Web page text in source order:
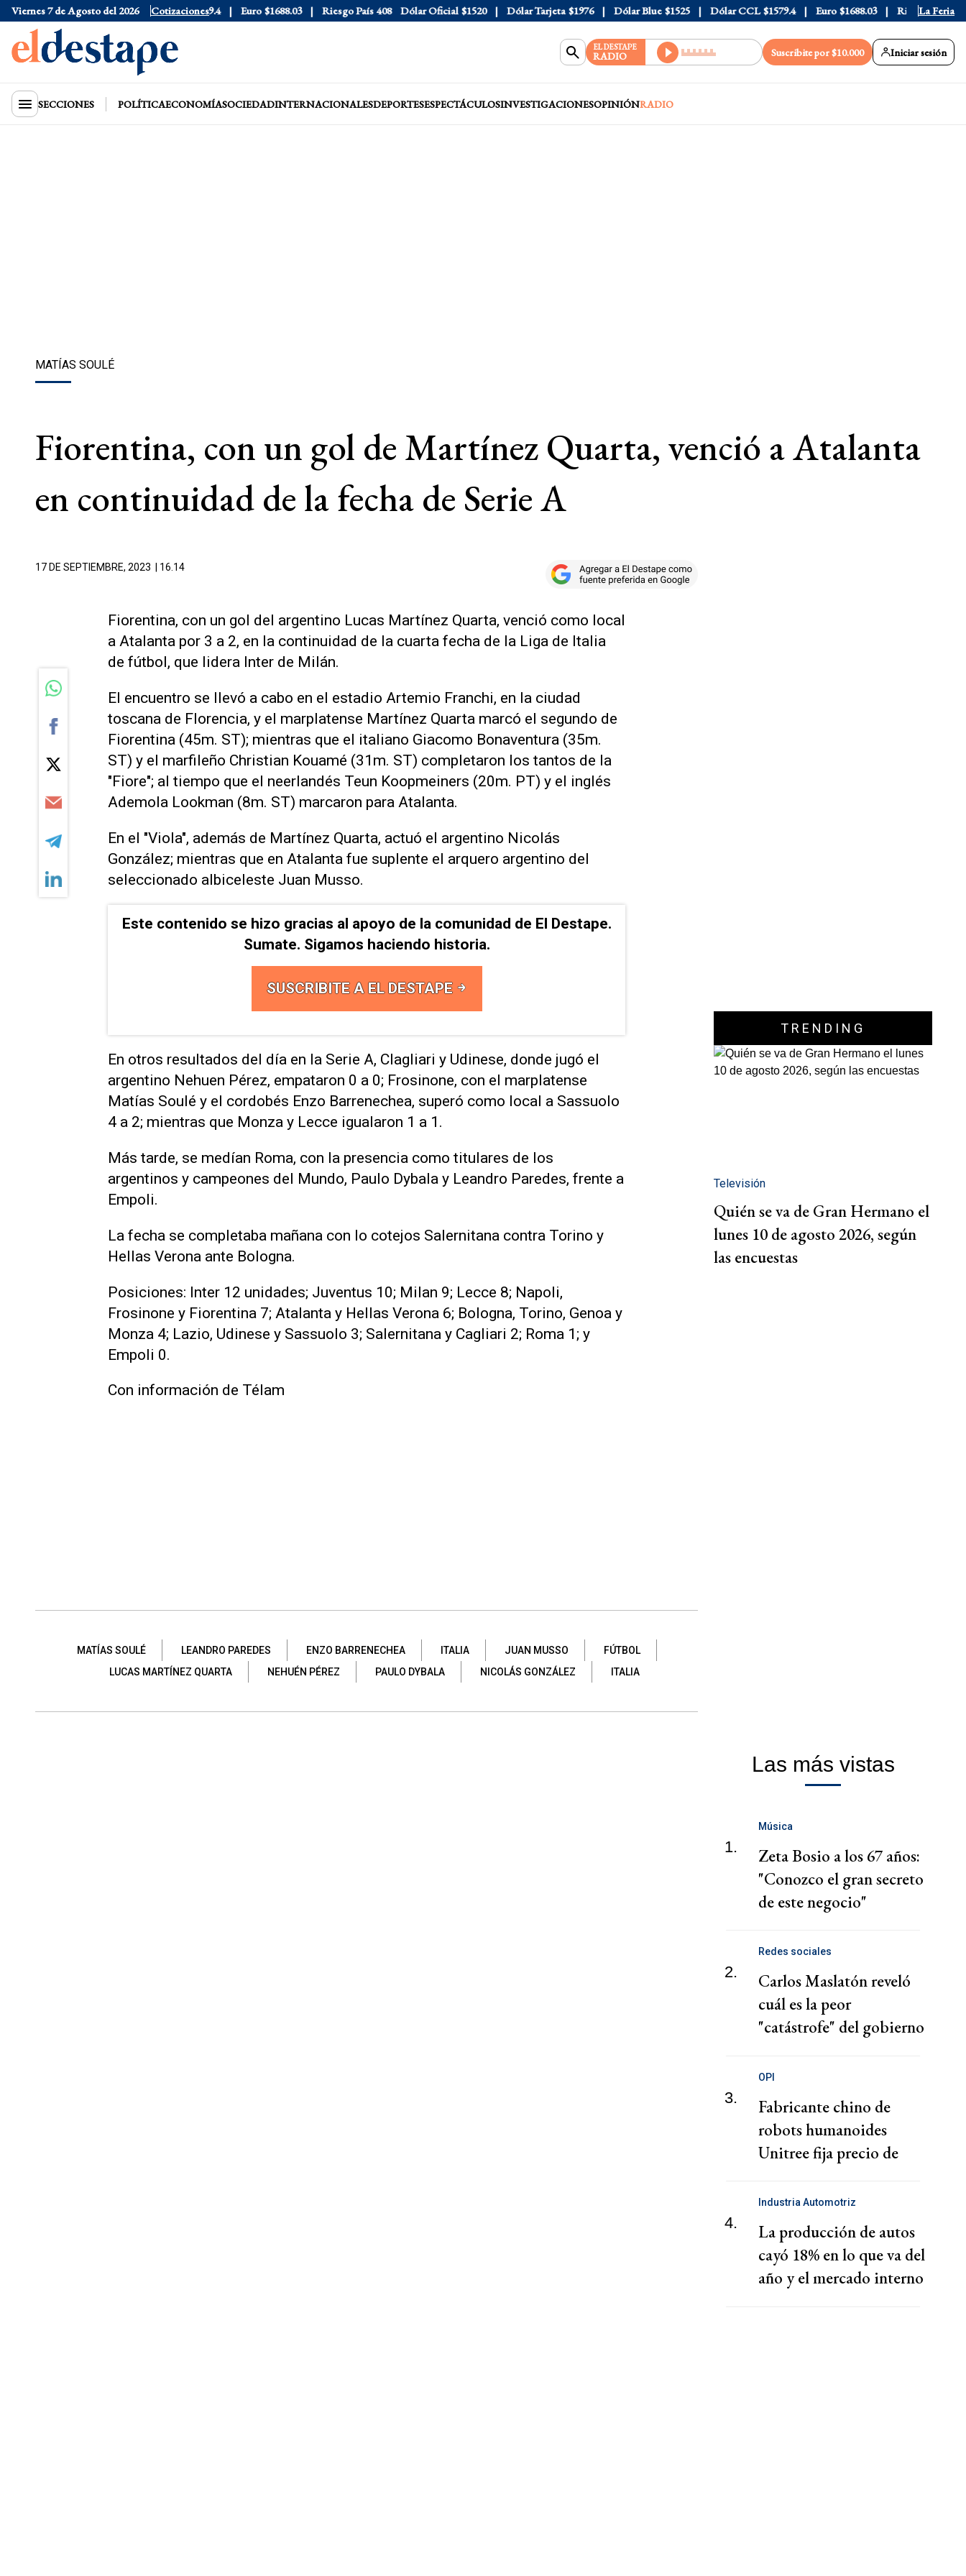
Viernes 7 de Agosto del 2026 Cotizaciones
Dólar Blue $1525 Dólar CCL $1579.4 Euro $1688.03 Riesgo País 408 Dólar Oficial $1520 Dólar Tarjeta $1976 Dólar Blue $1525 Dólar CCL $1579.4 Euro $1688.03 Riesgo País 408
La Feria
EL DESTAPE
RADIO Suscribite por $10.000 Iniciar sesión
SECCIONES POLÍTICAECONOMÍASOCIEDADINTERNACIONALESDEPORTESESPECTÁCULOSINVESTIGACIONESOPINIÓNRADIO
MATÍAS SOULÉ
Fiorentina, con un gol de Martínez Quarta, venció a Atalanta
en continuidad de la fecha de Serie A
17 DE SEPTIEMBRE, 2023 | 16.14
Fiorentina, con un gol del argentino Lucas Martínez Quarta, venció como local
a Atalanta por 3 a 2, en la continuidad de la cuarta fecha de la Liga de Italia
de fútbol, que lidera Inter de Milán.
El encuentro se llevó a cabo en el estadio Artemio Franchi, en la ciudad
toscana de Florencia, y el marplatense Martínez Quarta marcó el segundo de
Fiorentina (45m. ST); mientras que el italiano Giacomo Bonaventura (35m.
ST) y el marfileño Christian Kouamé (31m. ST) completaron los tantos de la
"Fiore"; al tiempo que el neerlandés Teun Koopmeiners (20m. PT) y el inglés
Ademola Lookman (8m. ST) marcaron para Atalanta.
En el "Viola", además de Martínez Quarta, actuó el argentino Nicolás
González; mientras que en Atalanta fue suplente el arquero argentino del
seleccionado albiceleste Juan Musso.
Este contenido se hizo gracias al apoyo de la comunidad de El Destape.
Sumate. Sigamos haciendo historia.
SUSCRIBITE A EL DESTAPE
En otros resultados del día en la Serie A, Clagliari y Udinese, donde jugó el
argentino Nehuen Pérez, empataron 0 a 0; Frosinone, con el marplatense
Matías Soulé y el cordobés Enzo Barrenechea, superó como local a Sassuolo
4 a 2; mientras que Monza y Lecce igualaron 1 a 1.
Más tarde, se medían Roma, con la presencia como titulares de los
argentinos y campeones del Mundo, Paulo Dybala y Leandro Paredes, frente a
Empoli.
La fecha se completaba mañana con lo cotejos Salernitana contra Torino y
Hellas Verona ante Bologna.
Posiciones: Inter 12 unidades; Juventus 10; Milan 9; Lecce 8; Napoli,
Frosinone y Fiorentina 7; Atalanta y Hellas Verona 6; Bologna, Torino, Genoa y
Monza 4; Lazio, Udinese y Sassuolo 3; Salernitana y Cagliari 2; Roma 1; y
Empoli 0.
Con información de Télam
MATÍAS SOULÉ LEANDRO PAREDES ENZO BARRENECHEA ITALIA JUAN MUSSO
FÚTBOL
LUCAS MARTÍNEZ QUARTA
NEHUÉN PÉREZ PAULO DYBALA NICOLÁS GONZÁLEZ ITALIA
TRENDING
Televisión
Quién se va de Gran Hermano el
lunes 10 de agosto 2026, según
las encuestas
Las más vistas
1.
Música
Zeta Bosio a los 67 años:
"Conozco el gran secreto
de este negocio"
2.
Redes sociales
Carlos Maslatón reveló
cuál es la peor
"catástrofe" del gobierno
3.
OPI
Fabricante chino de
robots humanoides
Unitree fija precio de
valoración 9.000
millones dólares
4.
Industria Automotriz
La producción de autos
cayó 18% en lo que va del
año y el mercado interno